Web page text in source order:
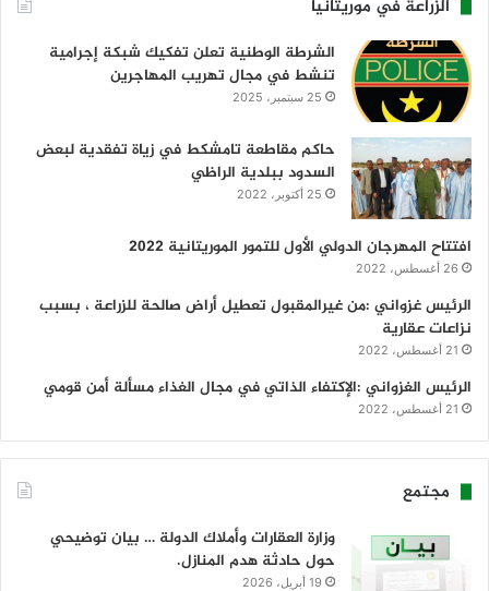
الزراعة في موريتانيا
الشرطة الوطنية تعلن تفكيك شبكة إجرامية
تنشط في مجال تهريب المهاجرين
25 سبتمبر، 2025
حاكم مقاطعة تامشكط في زياة تفقدية لبعض
السدود ببلدية الراظي
25 أكتوبر، 2022
افتتاح المهرجان الدولي الأول للتمور الموريتانية 2022
26 أغسطس، 2022
الرئيس غزواني :من غيرالمقبول تعطيل أراض صالحة للزراعة ، بسبب
نزاعات عقارية
21 أغسطس، 2022
الرئيس الغزواني :الإكتفاء الذاتي في مجال الغذاء مسألة أمن قومي
21 أغسطس، 2022
مجتمع
وزارة العقارات وأملاك الدولة … بيان توضيحي
حول حادثة هدم المنازل.
19 أبريل، 2026